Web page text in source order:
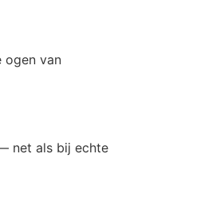
ogen van
net als bij echte